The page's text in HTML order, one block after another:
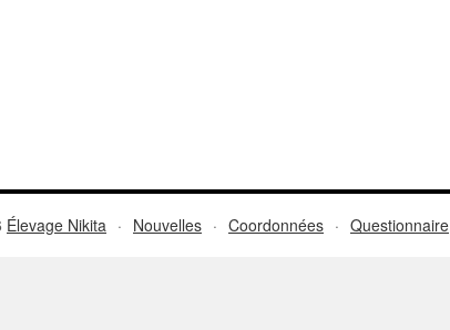
Élevage Nikita · Nouvelles · Coordonnées · Questionnaire